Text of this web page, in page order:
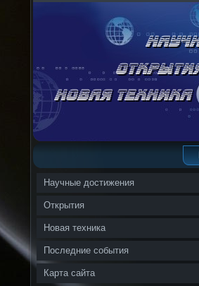
Научные достижения
Открытия
Новая техника
Последние события
Карта сайта